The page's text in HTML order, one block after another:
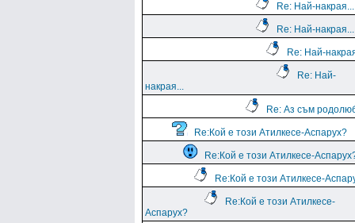
Re: Най-накрая...
Re: Най-накрая...
Re: Най-
Re: Най-
накрая...
Re: Аз съм
Re:Кой е този Атилкесе-Аспарух?
Re:Кой е този Атилкесе-
Re:Кой е този Атилкесе-
Re:Кой е този Атилкесе-
Аспарух?